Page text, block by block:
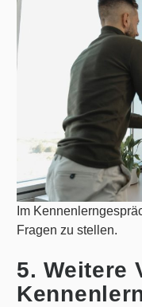
Im
Fragen zu stellen.
5. Weitere